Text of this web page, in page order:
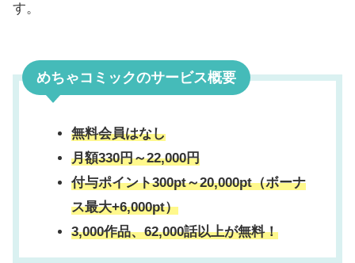
す。
めちゃコミックのサービス概要
無料会員はなし
月額330円～22,000円
付与ポイント300pt～20,000pt（ボーナ
ス最大+6,000pt）
3,000作品、62,000話以上が無料！